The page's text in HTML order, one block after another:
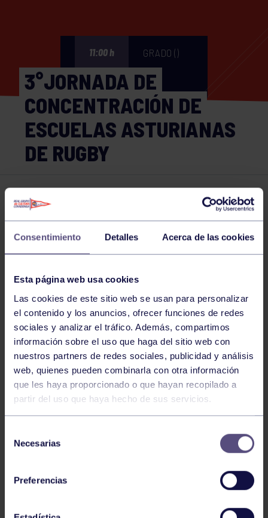
Consentimiento Detalles Acerca de las cookies
Esta página web usa cookies
Las cookies de este sitio web se usan para personalizar
el contenido y los anuncios, ofrecer funciones de redes
sociales y analizar el tráfico. Además, compartimos
información sobre el uso que haga del sitio web con
nuestros partners de redes sociales, publicidad y análisis
web, quienes pueden combinarla con otra información
que les haya proporcionado o que hayan recopilado a
partir del uso que haya hecho de sus servicios.
Necesarias
Preferencias
11:00 h GRADO ()
3°JORNADA DE
CONCENTRACIÓN DE
ESCUELAS ASTURIANAS
DE RUGBY
Comparte
NOTICIAS RELACIONADAS
Rugby 03 Jun 2026